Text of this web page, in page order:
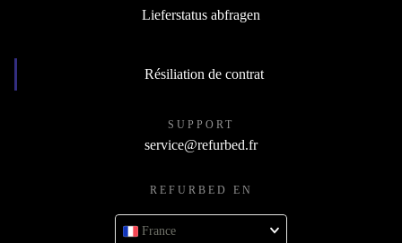
Lieferstatus abfragen
Résiliation de contrat
SUPPORT
service@refurbed.fr
REFURBED EN
France